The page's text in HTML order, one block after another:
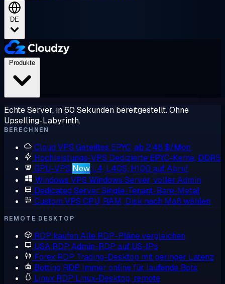
DE
Echte Server, in 60 Sekunden bereitgestellt. Ohne
Upselling-Labyrinth.
BERECHNEN
Cloud VPS Geteiltes EPYC, ab 2,48 $/Mon.
Hochleistungs-VPS Dedizierte EPYC-Kerne, DDR5
GPU-VPS New L4, L40S, H100 auf Abruf
Windows VPS Windows Server, voller Admin
Dedicated Server Single-Tenant-Bare-Metal
Custom VPS CPU, RAM, Disk nach Maß wählen
REMOTE DESKTOP
RDP kaufen Alle RDP-Pläne vergleichen
USA RDP Admin-RDP auf US-IPs
Forex RDP Trading-Desktop mit geringer Latenz
Botting RDP Immer online für laufende Bots
Linux RDP Linux-Desktop, remote